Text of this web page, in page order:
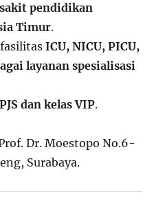
pendidikan
Timur.
fasilitasICU, NICU, PICU,
layanan spesialisasi
dan kelas VIP.
Dr. Moestopo No.6-
Surabaya.